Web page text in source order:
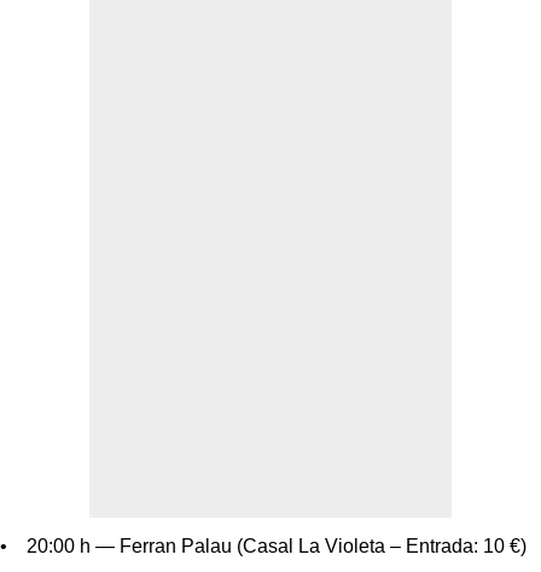
• 20:00 h — Ferran Palau (Casal La Violeta – Entrada: 10 €)